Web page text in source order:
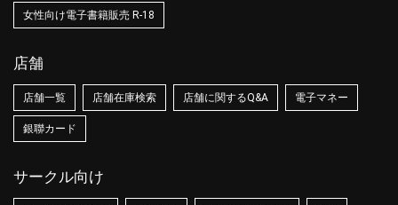
女性向け電子書籍販売 R-18
店舗
店舗一覧 店舗在庫検索 店舗に関するQ&A 電子マネー
銀聯カード
サークル向け